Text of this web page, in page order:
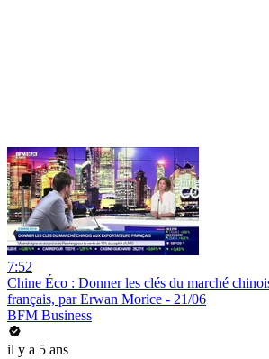
7:52
Chine Éco : Donner les clés du marché
français, par Erwan Morice - 21/06
BFM Business
il y a 5 ans